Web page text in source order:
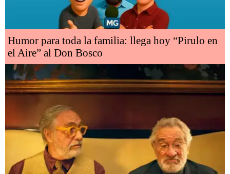
Humor para toda la familia: llega hoy “Pirulo en
el Aire” al Don Bosco